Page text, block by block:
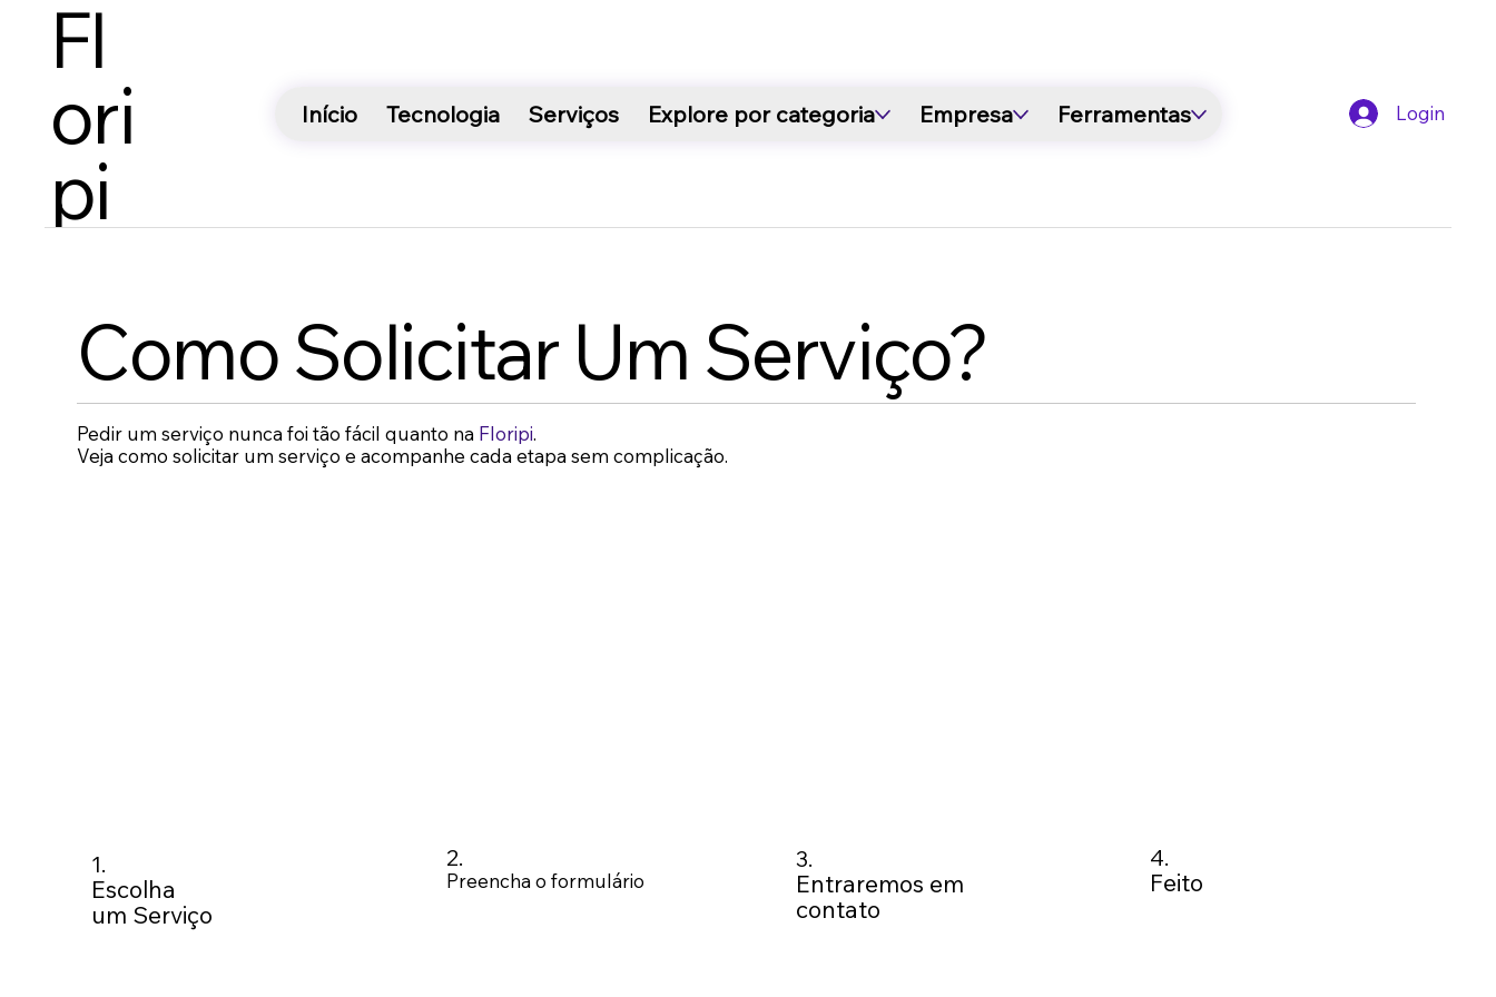
Fl
Ori
Pi
Início Tecnologia Serviços Explore por categoria Empresa Ferramentas Login
Como Solicitar Um Serviço?
Pedir um serviço nunca foi tão fácil quanto na Floripi.
Veja como solicitar um serviço e acompanhe cada etapa sem complicação.
1.
Escolha
um Serviço
2.
Preencha o formulário
3.
Entraremos em
contato
4.
Feito